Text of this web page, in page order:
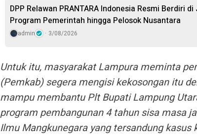
DPP Relawan PRANTARA Indonesia Resmi Berdiri
Program Pemerintah hingga Pelosok Nusantara
admin 3/08/2026
Untuk itu, masyarakat Lampura meminta
(Pemkab) segera mengisi kekosongan itu
mampu membantu Plt Bupati Lampung
program pembangunan 4 tahun sisa masa
Ilmu Mangkunegara yang tersandung kasus